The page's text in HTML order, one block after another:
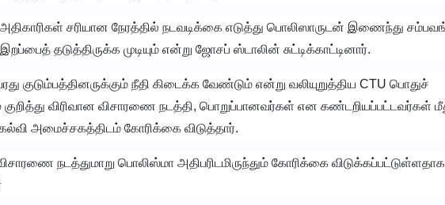
சரியான நேரத்தில் நடவடிக்கை எடுத்து பொலிஸாருடன் இணைந்து
தடுத்திருக்க முடியும் என்று ஜோசப் ஸ்டாலின் சுட்டிக்காட்டினார்.
குடும்பத்தினருக்கும் நீதி கிடைக்க வேண்டும் என்று வலியுறுத்திய CTU பொதுச்
விரிவான விசாரணை நடத்தி, பொறுப்பானவர்கள் என கண்டறியப்பட்டவர்கள்
கல்வி அமைச்சகத்திடம் கோரிக்கை விடுத்தார்.
நடத்துமாறு பொலிஸ்மா அதிபரிடமிருந்தும் கோரிக்கை